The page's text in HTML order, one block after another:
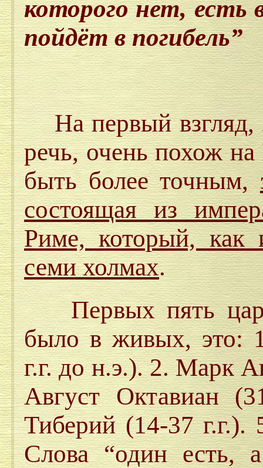
которого нет, есть
пойдёт в погибель”
На первый взгляд,
речь, очень похож
быть более точным,
состоящая из
Риме, который, как
семи холмах.
Первых пять
было в живых, это:
г.г. до н.э.). 2. Марк
Август Октавиан
Тиберий (14-37 г.г.).
Слова “один есть,